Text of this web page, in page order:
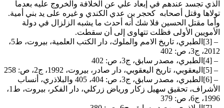
الذي تجسد عندهم في إبعاد علي عن الخلافة والخروج عليه بعدما
تولاها وقتل أصحابه كحجر بن عدي الكندي و غيره على يد بني أمية.
وأما مقتل الحسين فلا شك أنه أحدث ما يشبه الزلزال في دولة
الأمويين الأولى فظلت تتهاوى إلى أن سقطت.
[3] –
الطبري، تاريخ الامم والملوك، دار الكتب العلمية، بيروت، ط5،
2012، ج3، ص: 402
[4] – الطبري، مصدر سابق، ج3، ص: 402
[5] – اليعقوبي، تاريخ اليعقوبي، دار صادر، بيروت، 1992، ج2، ص: 258
[6] –
الطبري، مصدر سابق، ج3، ص: 404، 405 والبلاذري، أنساب
الأشراف، تحقيق سهيل زكار ورياض زركلي، دار الفكر، بيروت، ط1،
1996، ج6، ص: 379